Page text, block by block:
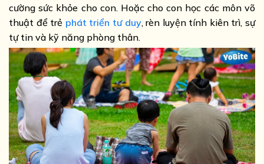
cường sức khỏe cho con. Hoặc cho con học các môn võ
thuật để trẻ phát triển tư duy, rèn luyện tính kiên trì, sự
tự tin và kỹ năng phòng thân.